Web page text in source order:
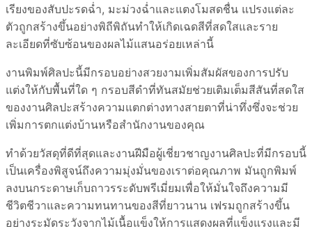
เรียงของสับปะรดฉ่ำ, มะม่วงฉ่ำและแตงโมสดชื่น แปรงแต่ละ
ตัวถูกสร้างขึ้นอย่างพิถีพิถันทำให้เกิดเฉดสีที่สดใสและราย
ละเอียดที่ซับซ้อนของผลไม้แสนอร่อยเหล่านี้
งานพิมพ์ศิลปะนี้มีกรอบอย่างสวยงามเพิ่มสัมผัสของการปรับ
แต่งให้กับพื้นที่ใด ๆ กรอบสีดำที่ทันสมัยช่วยเติมเต็มสีสันที่สดใส
ของงานศิลปะสร้างความแตกต่างทางสายตาที่น่าทึ่งซึ่งจะช่วย
เพิ่มการตกแต่งบ้านหรือสำนักงานของคุณ
ทำด้วยวัสดุที่ดีที่สุดและงานฝีมือผู้เชี่ยวชาญงานศิลปะที่มีกรอบนี้
เป็นเครื่องพิสูจน์ถึงความมุ่งมั่นของเราต่อคุณภาพ มันถูกพิมพ์
ลงบนกระดาษเก็บถาวรระดับพรีเมี่ยมเพื่อให้มั่นใจถึงความมี
ชีวิตชีวาและความทนทานของสีที่ยาวนาน เฟรมถูกสร้างขึ้น
อย่างระมัดระวังจากไม้เนื้อแข็งให้การแสดงผลที่แข็งแรงและมี